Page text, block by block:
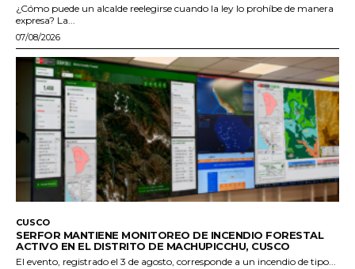
¿Cómo puede un alcalde reelegirse cuando la ley lo prohíbe de manera
expresa? La...
07/08/2026
CUSCO
SERFOR MANTIENE MONITOREO DE INCENDIO FORESTAL
ACTIVO EN EL DISTRITO DE MACHUPICCHU, CUSCO
El evento, registrado el 3 de agosto, corresponde a un incendio de tipo...